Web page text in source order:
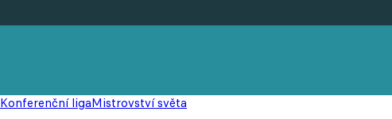
Konferenční ligaMistrovství světa